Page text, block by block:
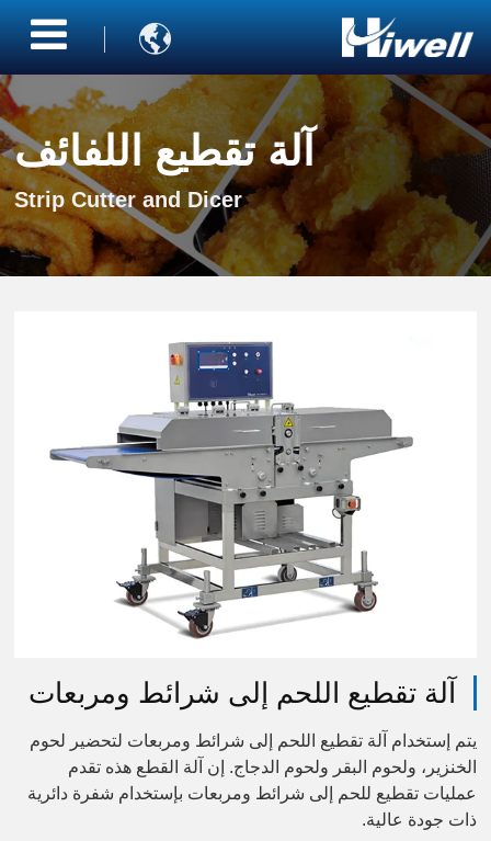

آلة تقطيع اللفائف
Strip Cutter and Dicer
آلة تقطيع اللحم إلى شرائط ومربعات
يتم إستخدام آلة تقطيع اللحم إلى شرائط ومربعات لتحضير لحوم
الخنزير، ولحوم البقر ولحوم الدجاج. إن آلة القطع هذه تقدم
عمليات تقطيع للحم إلى شرائط ومربعات بإستخدام شفرة دائرية
ذات جودة عالية.